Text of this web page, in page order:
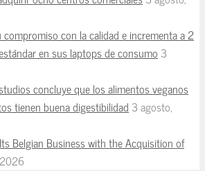
compromiso con la calidad e incrementa a 2
en sus laptops de consumo 3
concluye que los alimentos veganos
tienen buena digestibilidad 3 agosto,
Belgian Business with the Acquisition of